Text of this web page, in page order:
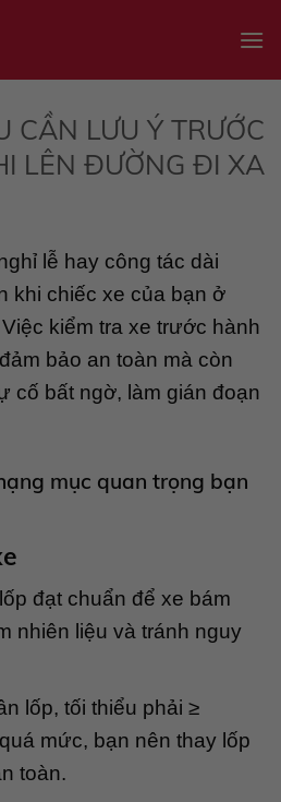
CẦN LƯU Ý TRƯỚC
LÊN ĐƯỜNG ĐI XA
lễ hay công tác dài
khi chiếc xe của bạn ở
kiểm tra xe trước hành
bảo an toàn mà còn
cố bất ngờ, làm gián đoạn
mục quan trọng bạn
đạt chuẩn để xe bám
nhiên liệu và tránh nguy
lốp, tối thiểu phải ≥
mức, bạn nên thay lốp
toàn.